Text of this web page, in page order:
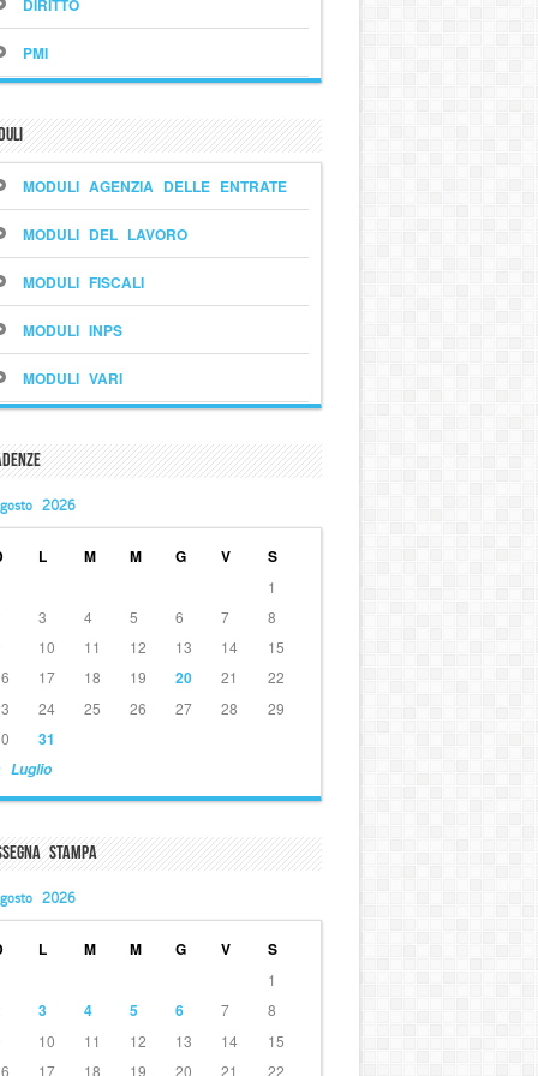
DIRITTO
PMI
MODULI AGENZIA DELLE ENTRATE
MODULI DEL LAVORO
MODULI FISCALI
MODULI INPS
MODULI VARI
2026
L M M G V S
Luglio
1
3 4 5 6 7
8
10 11 12 13 14
15
17 18 19 20 21
22
24 25 26 27 28
29
31
Stampa
2026
L M M G V S
1
3 4 5 6 7
8
10 11 12 13 14
15
17 18 19 20 21 22